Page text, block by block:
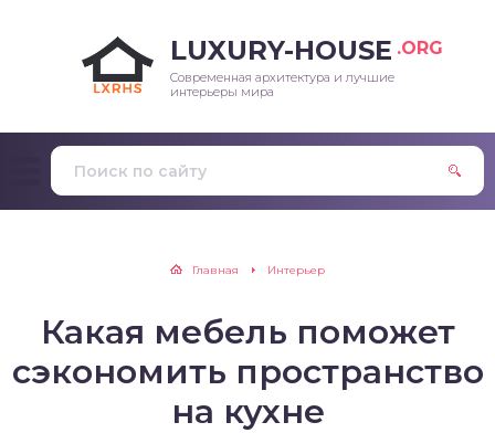
LUXURY-HOUSE .ORG
Современная архитектура и лучшие
интерьеры мира
Главная Интерьер
Какая мебель поможет
сэкономить пространство
на кухне